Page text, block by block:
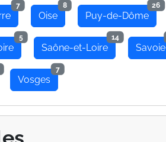
7
Oise
8
Puy-de-Dôme
26
5
Saône-et-Loire
14
Savoie
Vosges
7